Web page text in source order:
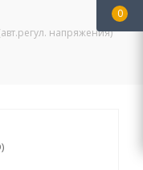
напряжения)
0